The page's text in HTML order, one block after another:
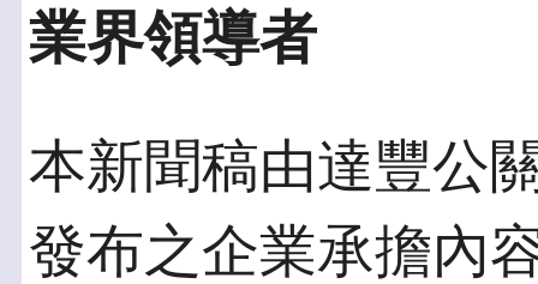
業界領導者
本新聞稿由達豐公
發布之企業承擔內